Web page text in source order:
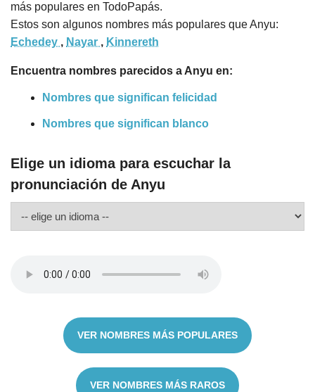
más populares en TodoPapás.
Estos son algunos nombres más populares que Anyu:
Echedey , Nayar , Kinnereth
Encuentra nombres parecidos a Anyu en:
Nombres que significan felicidad
Nombres que significan blanco
Elige un idioma para escuchar la
pronunciación de Anyu
VER NOMBRES MÁS POPULARES
VER NOMBRES MÁS RAROS